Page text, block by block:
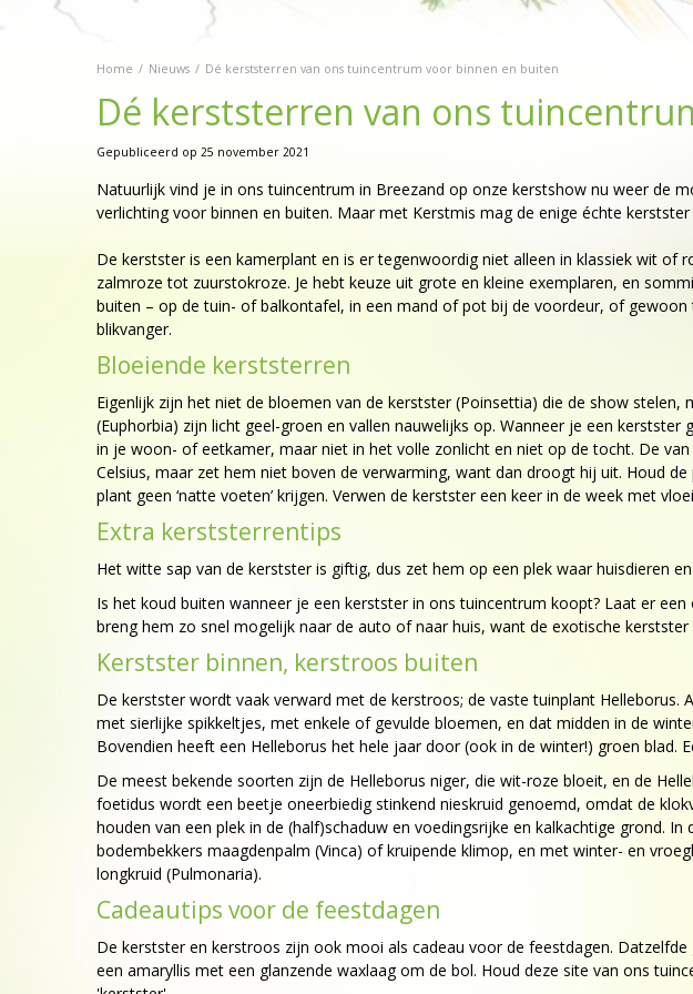
Home Nieuws Dé kerststerren van ons tuincentrum voor binnen en buiten
Dé kerststerren van ons
Gepubliceerd op 25 november 2021
Natuurlijk vind je in ons tuincentrum in Breezand op onze kerstshow nu weer de
verlichting voor binnen en buiten. Maar met Kerstmis mag de enige échte
De kerstster is een kamerplant en is er tegenwoordig niet alleen in klassiek wit
zalmroze tot zuurstokroze. Je hebt keuze uit grote en kleine exemplaren, en
buiten – op de tuin- of balkontafel, in een mand of pot bij de voordeur, of
blikvanger.
Bloeiende kerststerren
Eigenlijk zijn het niet de bloemen van de kerstster (Poinsettia) die de show
(Euphorbia) zijn licht geel-groen en vallen nauwelijks op. Wanneer je een
in je woon- of eetkamer, maar niet in het volle zonlicht en niet op de tocht. De
Celsius, maar zet hem niet boven de verwarming, want dan droogt hij uit. Houd
plant geen ‘natte voeten’ krijgen. Verwen de kerstster een keer in de week met
Extra kerststerrentips
Het witte sap van de kerstster is giftig, dus zet hem op een plek waar huisdieren
Is het koud buiten wanneer je een kerstster in ons tuincentrum koopt? Laat er
breng hem zo snel mogelijk naar de auto of naar huis, want de exotische
Kerstster binnen, kerstroos buiten
De kerstster wordt vaak verward met de kerstroos; de vaste tuinplant
met sierlijke spikkeltjes, met enkele of gevulde bloemen, en dat midden in de
Bovendien heeft een Helleborus het hele jaar door (ook in de winter!) groen
De meest bekende soorten zijn de Helleborus niger, die wit-roze bloeit, en de
foetidus wordt een beetje oneerbiedig stinkend nieskruid genoemd, omdat de
houden van een plek in de (half)schaduw en voedingsrijke en kalkachtige grond.
bodembekkers maagdenpalm (Vinca) of kruipende klimop, en met winter- en
longkruid (Pulmonaria).
Cadeautips voor de feestdagen
De kerstster en kerstroos zijn ook mooi als cadeau voor de feestdagen.
een amaryllis met een glanzende waxlaag om de bol. Houd deze site van ons